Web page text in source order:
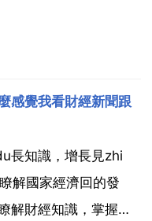
感覺我看財經新聞跟
長知識，增長見zhi
解國家經濟回的發
解財經知識，掌握世